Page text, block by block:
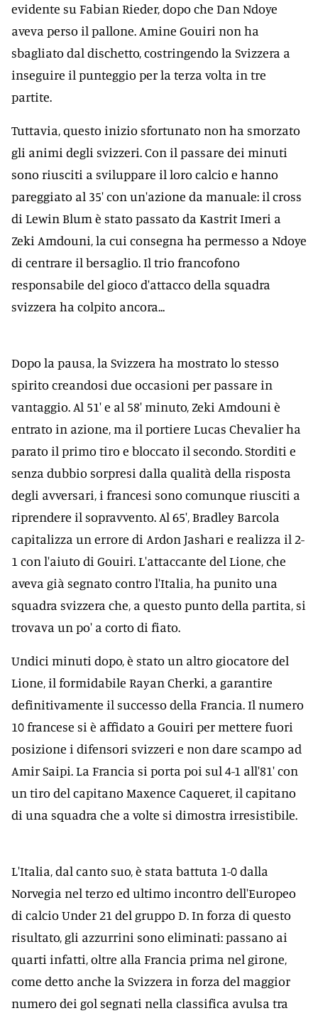
evidente su Fabian Rieder, dopo che Dan Ndoye
aveva perso il pallone. Amine Gouiri non ha
sbagliato dal dischetto, costringendo la Svizzera a
inseguire il punteggio per la terza volta in tre
partite.
Tuttavia, questo inizio sfortunato non ha smorzato
gli animi degli svizzeri. Con il passare dei minuti
sono riusciti a sviluppare il loro calcio e hanno
pareggiato al 35' con un'azione da manuale: il cross
di Lewin Blum è stato passato da Kastrit Imeri a
Zeki Amdouni, la cui consegna ha permesso a Ndoye
di centrare il bersaglio. Il trio francofono
responsabile del gioco d'attacco della squadra
svizzera ha colpito ancora...
Dopo la pausa, la Svizzera ha mostrato lo stesso
spirito creandosi due occasioni per passare in
vantaggio. Al 51' e al 58' minuto, Zeki Amdouni è
entrato in azione, ma il portiere Lucas Chevalier ha
parato il primo tiro e bloccato il secondo. Storditi e
senza dubbio sorpresi dalla qualità della risposta
degli avversari, i francesi sono comunque riusciti a
riprendere il sopravvento. Al 65', Bradley Barcola
capitalizza un errore di Ardon Jashari e realizza il 2-
1 con l'aiuto di Gouiri. L'attaccante del Lione, che
aveva già segnato contro l'Italia, ha punito una
squadra svizzera che, a questo punto della partita, si
trovava un po' a corto di fiato.
Undici minuti dopo, è stato un altro giocatore del
Lione, il formidabile Rayan Cherki, a garantire
definitivamente il successo della Francia. Il numero
10 francese si è affidato a Gouiri per mettere fuori
posizione i difensori svizzeri e non dare scampo ad
Amir Saipi. La Francia si porta poi sul 4-1 all'81' con
un tiro del capitano Maxence Caqueret, il capitano
di una squadra che a volte si dimostra irresistibile.
L'Italia, dal canto suo, è stata battuta 1-0 dalla
Norvegia nel terzo ed ultimo incontro dell'Europeo
di calcio Under 21 del gruppo D. In forza di questo
risultato, gli azzurrini sono eliminati: passano ai
quarti infatti, oltre alla Francia prima nel girone,
come detto anche la Svizzera in forza del maggior
numero dei gol segnati nella classifica avulsa tra